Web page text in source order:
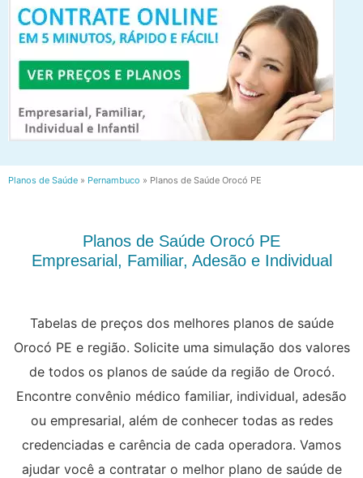
Planos de Saúde » Pernambuco » Planos de Saúde Orocó PE
Planos de Saúde Orocó PE
Empresarial, Familiar, Adesão e Individual
Tabelas de preços dos melhores planos de saúde
Orocó PE e região. Solicite uma simulação dos valores
de todos os planos de saúde da região de Orocó.
Encontre convênio médico familiar, individual, adesão
ou empresarial, além de conhecer todas as redes
credenciadas e carência de cada operadora. Vamos
ajudar você a contratar o melhor plano de saúde de